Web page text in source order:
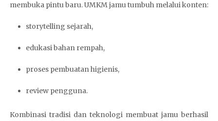
membuka pintu baru. UMKM jamu tumbuh melalui konten:
storytelling sejarah,
edukasi bahan rempah,
proses pembuatan higienis,
review pengguna.
Kombinasi tradisi dan teknologi membuat jamu berhasil